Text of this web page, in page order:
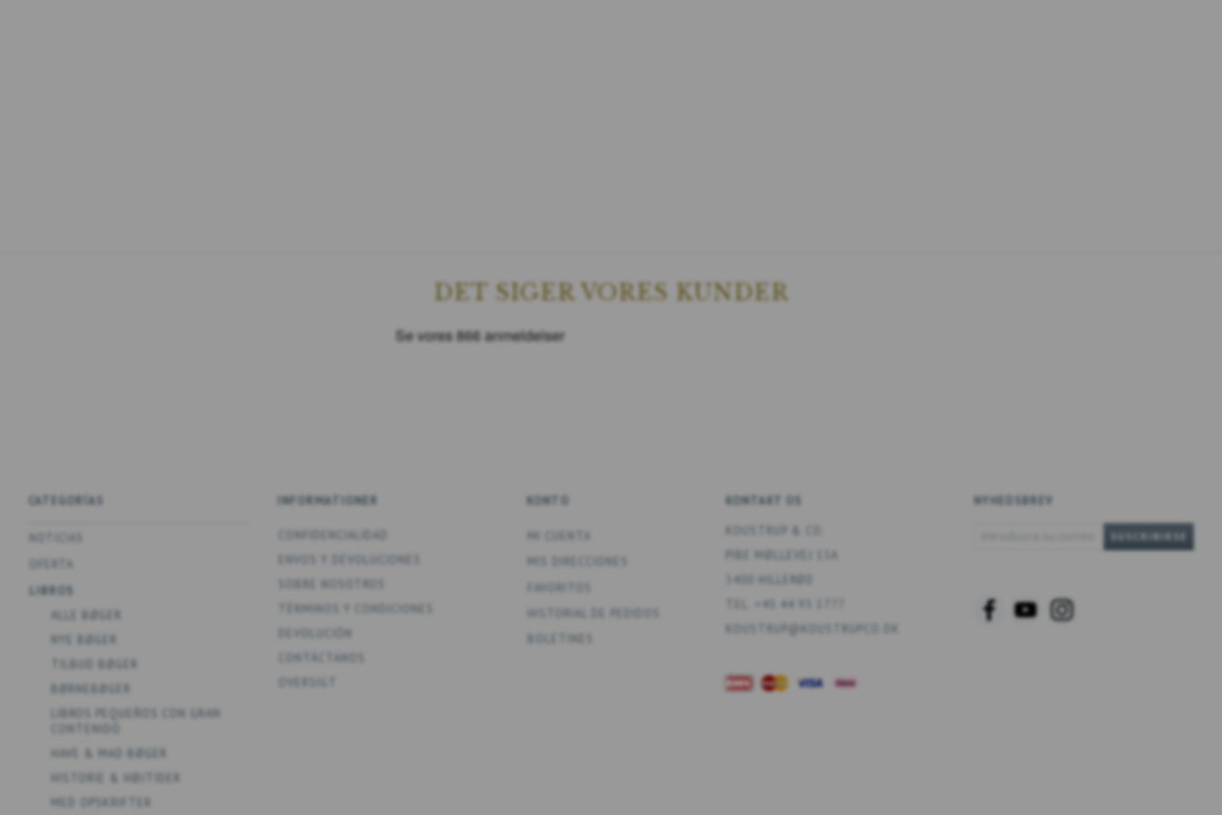
DET SIGER VORES KUNDER
CATEGORÍAS
NOTICIAS
LIBROS
ALLE BØGER
NYE BØGER
BØRNEBØGER
LIBROS PEQUEÑOS CON GRAN
CONTENIDO
HAVE & MAD BØGER
MED OPSKRIFTER
INFORMATIONER
CONFIDENCIALIDAD
TÉRMINOS Y CONDICIONES
CONTÁCTANOS
KONTO
MI CUENTA
MIS DIRECCIONES
HISTORIAL DE PEDIDOS
KONTAKT OS
PIBE MØLLEVEJ 13A
3400 HILLERØD
TEL. +45 44 95 1777
NYHEDSBREV
SUSCRIBIRSE